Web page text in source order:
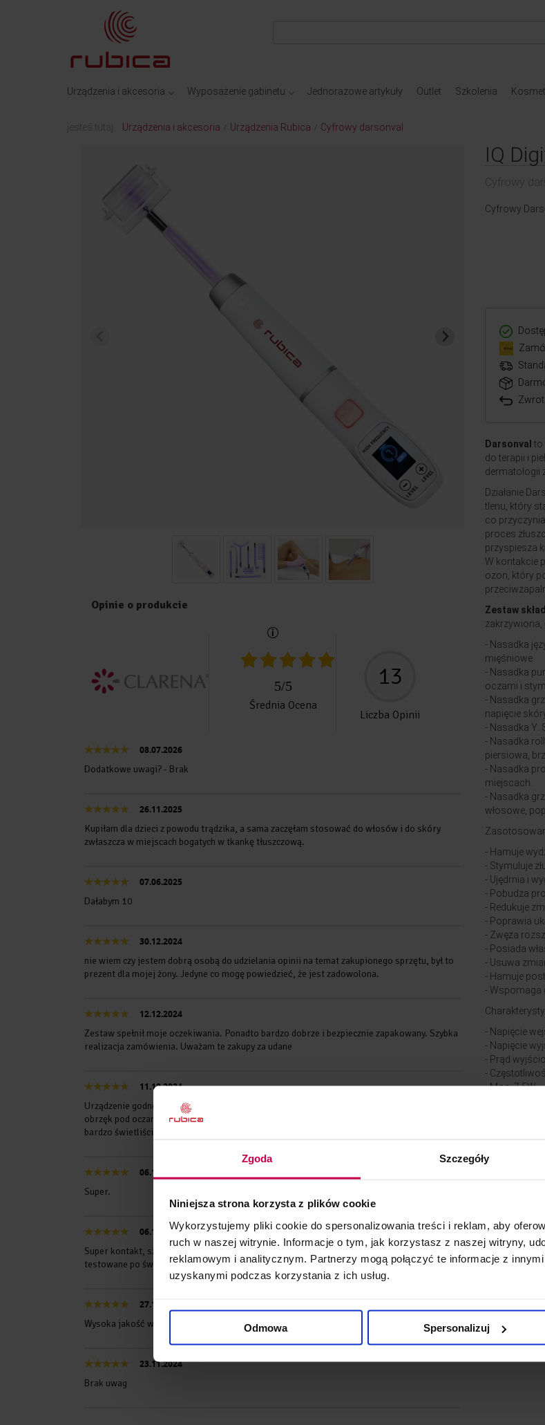
Zgoda Szczegóły
Niniejsza strona korzysta z plików cookie
Wykorzystujemy pliki cookie do spersonalizowania treści i reklam, aby
ruch w naszej witrynie. Informacje o tym, jak korzystasz z naszej witryny,
reklamowym i analitycznym. Partnerzy mogą połączyć te informacje z
uzyskanymi podczas korzystania z ich usług.
Odmowa Spersonalizuj
Urządzenia i akcesoria Wyposażenie gabinetu Jednorazowe artykuły Outlet Szkolenia
jesteś tutaj: Urządzenia i akcesoria Urządzenia Rubica Cyfrowy darsonval
Opinie o produkcie
5/5
Średnia Ocena
13
Liczba Opinii
08.07.2026
Dodatkowe uwagi? - Brak
26.11.2025
Kupiłam dla dzieci z powodu trądzika, a sama zaczęłam stosować do włosów i do skóry
zwłaszcza w miejscach bogatych w tkankę tłuszczową.
07.06.2025
Dałabym 10
30.12.2024
nie wiem czy jestem dobrą osobą do udzielania opinii na temat zakupionego sprzętu, był to
prezent dla mojej żony. Jedyne co mogę powiedzieć, że jest zadowolona.
12.12.2024
Zestaw spełnił moje oczekiwania. Ponadto bardzo dobrze i bezpiecznie zapakowany. Szybka
realizacja zamówienia. Uważam te zakupy za udane
11.12.2024
Urządzenie godne polecenia. Już po kilku zabiegach widać efekty na twarzy. Skóra gładsza, a
obrzęk pod oczami widocznie mniejszy. Córka stosuje na włosy, po zabiegu wyglądają
bardzo świetliście i są niezmiernie gładkie.
06.12.2024
Super.
06.12.2024
Super kontakt, szybka bezpieczna wysyłka. Samo urządzenie jest prezentem, będzie
testowane po świętach. Jestem przekonana, że będzie świetne
27.11.2024
Wysoka jakość w niskiej cenie. Polecam :)
23.11.2024
Brak uwag
IQ
Cyfrowy
Cyfrowy
Darsonval to
do terapii i
dermatologii
Działanie
tlenu, który
co
proces
przyspiesza
W kontakcie
ozon, który
Zestaw
zakrzywiona,
- Nasadka
mięśniowe.
- Nasadka
oczami i
- Nasadka
napięcie
- Nasadka Y:
- Nasadka
piersiowa,
- Nasadka
miejscach.
- Nasadka
włosowe,
- Hamuje
- Stymuluje
- Ujędrnia i
- Pobudza
- Redukuje
- Poprawia
- Zwęża
- Posiada
- Usuwa
- Hamuje
- Wspomaga
- Napięcie
- Napięcie
- Prąd
-
- Moc: 7,5W
1 szt.